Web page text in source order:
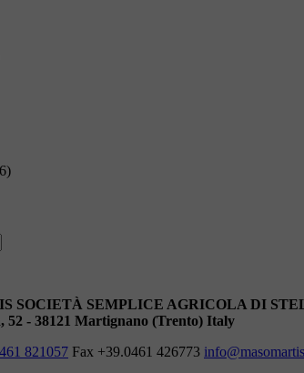
SOCIETÀ SEMPLICE AGRICOLA DI
52 - 38121 Martignano (Trento) Italy
821057 Fax +39.0461 426773